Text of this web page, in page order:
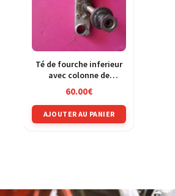
Té de fourche inferieur
avec colonne de
direction KTM 80 mx
1984 1985 1986
60.00€
AJOUTER AU PANIER